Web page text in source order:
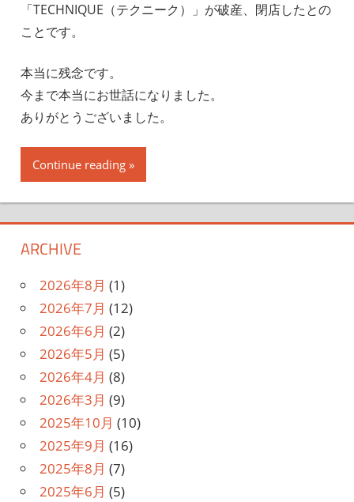
「TECHNIQUE（テクニーク）」が破産、閉店したとの
ことです。
本当に残念です。
今まで本当にお世話になりました。
ありがとうございました。
Continue reading
ARCHIVE
2026年8月 (1)
2026年7月 (12)
2026年6月 (2)
2026年5月 (5)
2026年4月 (8)
2026年3月 (9)
2025年10月 (10)
2025年9月 (16)
2025年8月 (7)
2025年6月 (5)